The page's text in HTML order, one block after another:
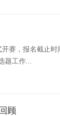
赛，报名截止
工作...
顾